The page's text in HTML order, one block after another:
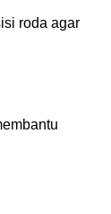
roda agar